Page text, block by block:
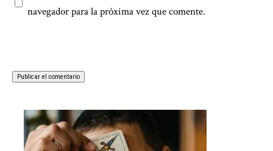
navegador para la próxima vez que comente.